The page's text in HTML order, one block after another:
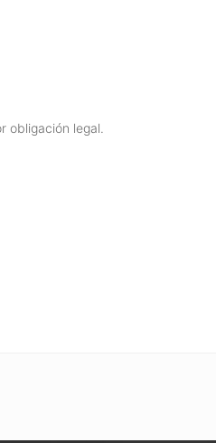
obligación legal.